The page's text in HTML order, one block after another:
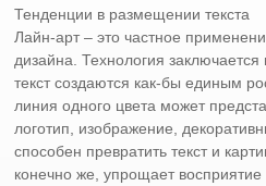
Тенденции в размещении текста
Лайн-арт – это частное
дизайна. Технология
текст создаются как-бы единым
линия одного цвета может
логотип, изображение,
способен превратить текст и
конечно же, упрощает